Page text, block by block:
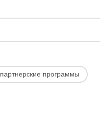
партнерские программы